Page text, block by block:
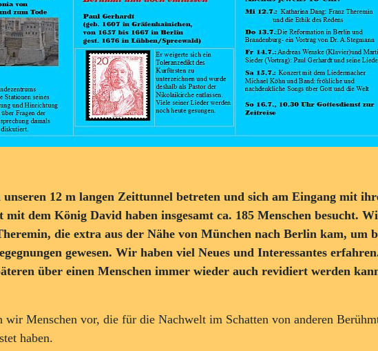
unseren 12 m langen Zeittunnel betreten und sich am Eingang mit
mit dem König David haben insgesamt ca. 185 Menschen besucht.
die extra aus der Nähe von München nach Berlin kam, um
gewesen. Wir haben viel Neues und Interessantes
über einen Menschen immer wieder auch revidiert werden
Menschen vor, die für die Nachwelt im Schatten von anderen
haben.